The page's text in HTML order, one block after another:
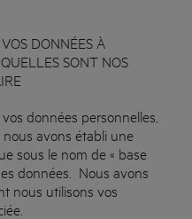
DONNÉES À
SONT NOS
données personnelles,
avons établi une
sous le nom de « base
données. Nous avons
nous utilisons vos